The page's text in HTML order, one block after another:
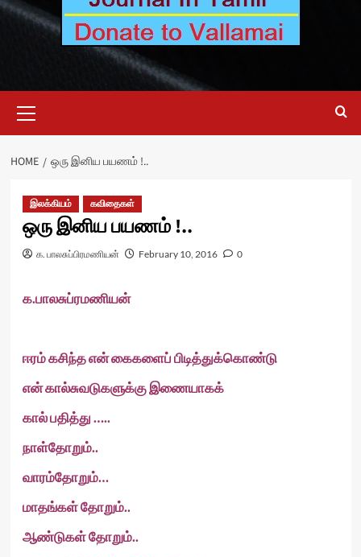
Menu
HOME ஒரு இனிய பயணம் !..
இலக்கியம் கவிதைகள்
ஒரு இனிய பயணம் !..
க. பாலசுப்பிரமணியன் February 10, 2016 0
க.பாலசுப்ரமணியன்
ஈரம் கசிந்த என் கைகளைப் பிடித்துக்கொண்டு
என் கால்சுவடுகளுக்கு இணையாகக்
கால் பதித்து …..
நாள்தோறும்..
வாரம்தோறும்…
மாதங்கள் தோறும்..
ஆண்டுகள் தோறும்..